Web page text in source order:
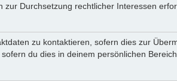
Durchsetzung rechtlicher Interessen
zu kontaktieren, sofern dies zur
du dies in deinem persönlichen